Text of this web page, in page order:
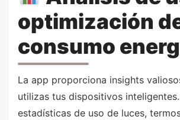
optimización
consumo
La app proporciona insights
utilizas tus dispositivos
estadísticas de uso de luces,